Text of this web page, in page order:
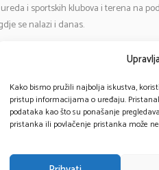
Kako bismo pružili najbolja iskustva,
pristup informacijama o uređaju.
podataka kao što su ponašanje
pristanka ili povlačenje pristanka može
i sportskih klubova i terena na
se nalazi i danas.
Tel: 098 284 634
091 430 1093